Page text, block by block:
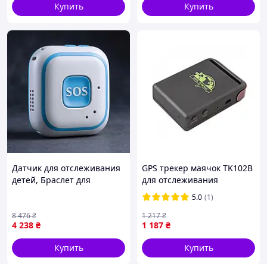
Купить Купить
Датчик для отслеживания
детей, Браслет для
4 238 ₴
8 476₴
Купить
GPS трекер маячок TK102B
для отслеживания
5.0 (1)
1 187 ₴
1 217₴
Купить